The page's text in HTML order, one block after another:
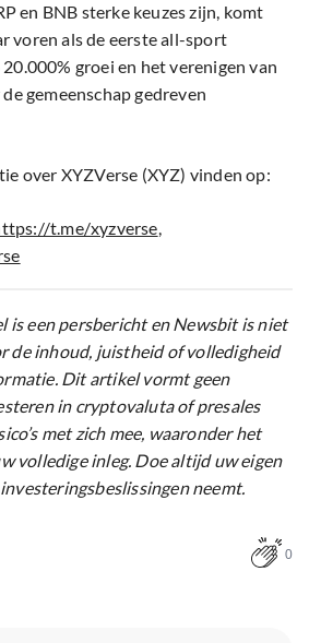
en BNB sterke keuzes zijn, komt
voren als de eerste all-sport
groei en het verenigen van
gemeenschap gedreven
over XYZVerse (XYZ) vinden op:
t.me/xyzverse,
een persbericht en Newsbit is niet
de inhoud, juistheid of volledigheid
Dit artikel vormt geen
in cryptovaluta of presales
met zich mee, waaronder het
volledige inleg. Doe altijd uw eigen
neemt.
0